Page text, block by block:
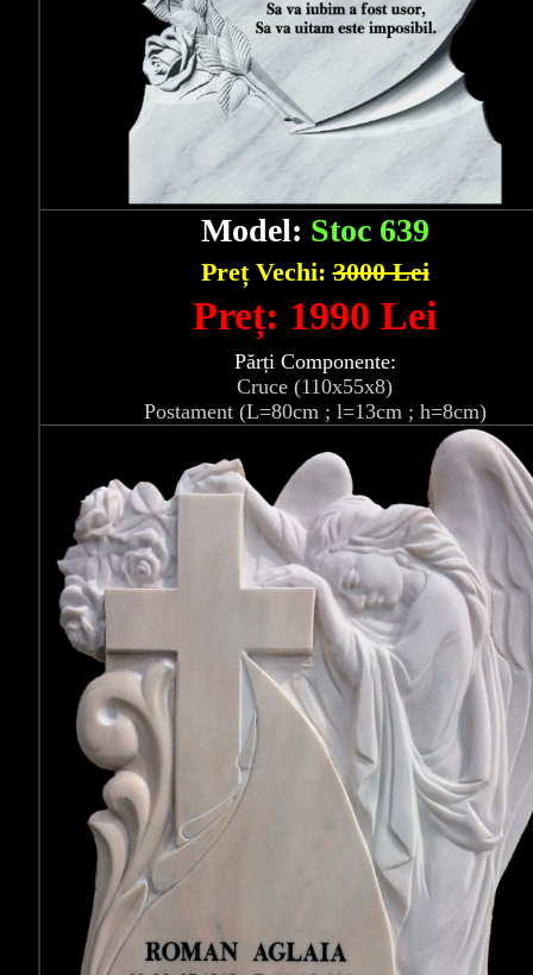
Model: Stoc 639
Preț Vechi:3000 Lei
Preț: 1990 Lei
Părți Componente:
Cruce (110x55x8)
Postament (L=80cm ; l=13cm ; h=8cm)